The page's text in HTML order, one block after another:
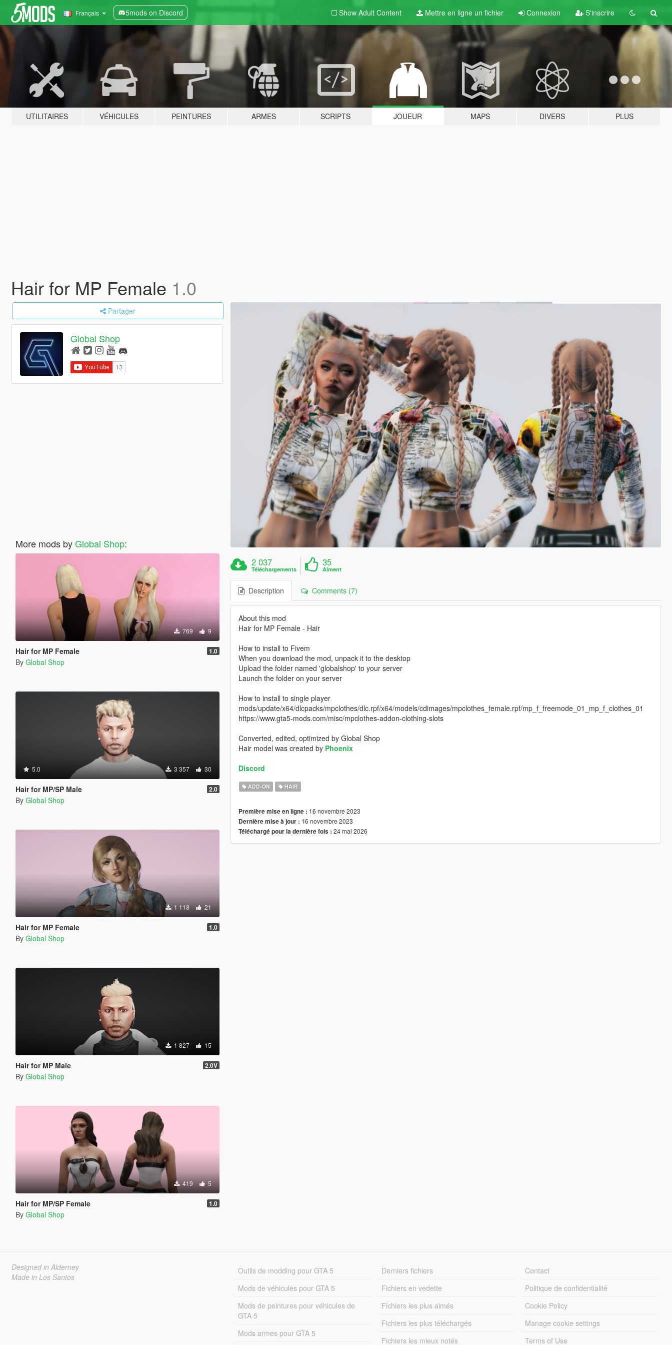
Français 5mods on Discord Show Adult Content Mettre en ligne un fichier Connexion S'inscrire
UTILITAIRES VÉHICULES PEINTURES ARMES SCRIPTS JOUEUR MAPS DIVERS PLUS
Hair for MP Female 1.0
Partager
Global Shop
More mods byGlobal Shop:
769 9
Hair for MP Female 1.0
By Global Shop
5.0 3 357 30
Hair for MP/SP Male 2.0
By Global Shop
1 118 21
Hair for MP Female 1.0
By Global Shop
1 827 15
Hair for MP Male 2.0V
By Global Shop
419 5
Hair for MP/SP Female 1.0
By Global Shop
2 037
Téléchargements
35
Aiment
Description Comments (7)
About this mod
Hair for MP Female - Hair
How to install to Fivem
When you download the mod, unpack it to the desktop
Upload the folder named 'globalshop' to your server
Launch the folder on your server
How to install to single player
mods/update/x64/dlcpacks/mpclothes/dlc.rpf/x64/models/cdimages/mpclothes_female.rpf/mp_f_freemode_01_mp_f_clothes_01
https://www.gta5-mods.com/misc/mpclothes-addon-clothing-slots
Converted, edited, optimized by Global Shop
Hair model was created by Phoenix
Discord
ADD-ON HAIR
Première mise en ligne : 16 novembre 2023
Dernière mise à jour : 16 novembre 2023
Téléchargé pour la dernière fois : 24 mai 2026
Designed in Alderney
Made in Los Santos
Outils de modding pour GTA 5
Mods de véhicules pour GTA 5
Mods de peintures pour véhicules de
GTA 5
Mods armes pour GTA 5
Derniers fichiers
Fichiers en vedette
Fichiers les plus aimés
Fichiers les plus téléchargés
Fichiers les mieux notés
Contact
Politique de confidentialité
Cookie Policy
Manage cookie settings
Terms of Use